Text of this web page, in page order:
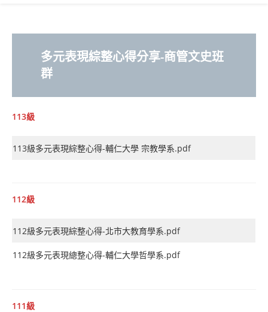
多元表現綜整心得分享-商管文史班
群
113級
113級多元表現綜整心得-輔仁大學 宗教學系.pdf
112級
112級多元表現綜整心得-北市大教育學系.pdf
112級多元表現總整心得-輔仁大學哲學系.pdf
111級